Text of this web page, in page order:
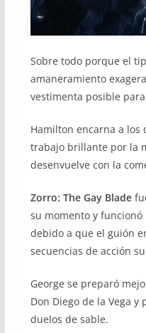
Sobre todo porque el
amaneramiento
vestimenta posible
Hamilton encarna a los
trabajo brillante por la
desenvuelve con la
Zorro: The Gay Blade
su momento y
debido a que el guión
secuencias de acción
George se preparó
Don Diego de la Vega y
duelos de sable.